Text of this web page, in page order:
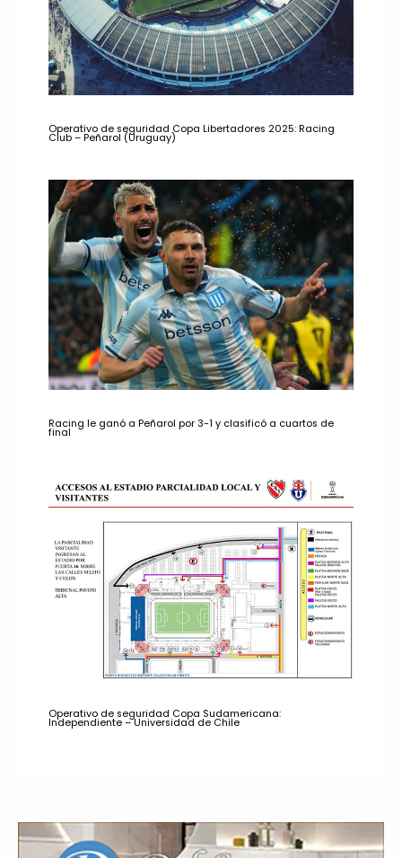
Operativo de seguridad Copa Libertadores 2025: Racing
Club – Peñarol (Uruguay)
Racing le ganó a Peñarol por 3-1 y clasificó a cuartos de
final
Operativo de seguridad Copa Sudamericana:
Independiente – Universidad de Chile